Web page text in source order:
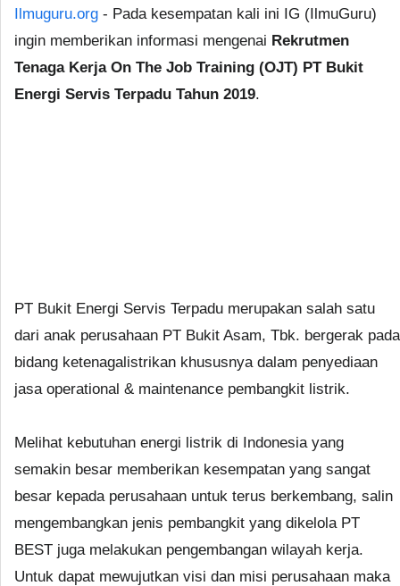
Ilmuguru.org - Pada kesempatan kali ini IG (IlmuGuru)
ingin memberikan informasi mengenai Rekrutmen
Tenaga Kerja On The Job Training (OJT) PT Bukit
Energi Servis Terpadu Tahun 2019.
PT Bukit Energi Servis Terpadu merupakan salah satu
dari anak perusahaan PT Bukit Asam, Tbk. bergerak pada
bidang ketenagalistrikan khususnya dalam penyediaan
jasa operational & maintenance pembangkit listrik.
Melihat kebutuhan energi listrik di Indonesia yang
semakin besar memberikan kesempatan yang sangat
besar kepada perusahaan untuk terus berkembang, salin
mengembangkan jenis pembangkit yang dikelola PT
BEST juga melakukan pengembangan wilayah kerja.
Untuk dapat mewujutkan visi dan misi perusahaan maka